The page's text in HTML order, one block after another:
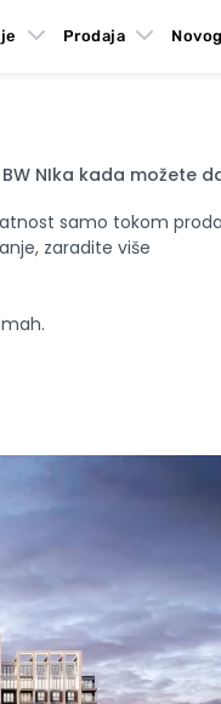
Prodaja
NIka kada možete
samo tokom
zaradite više